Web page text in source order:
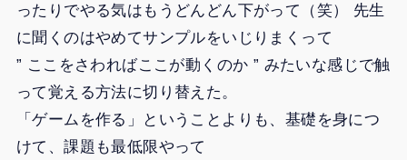
ったりでやる気はもうどんどん下がって（笑） 先生
に聞くのはやめてサンプルをいじりまくって
” ここをさわればここが動くのか ” みたいな感じで触
って覚える方法に切り替えた。
「ゲームを作る」ということよりも、基礎を身につ
けて、課題も最低限やって